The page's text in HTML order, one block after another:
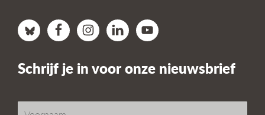
Schrijf je in voor onze nieuwsbrief